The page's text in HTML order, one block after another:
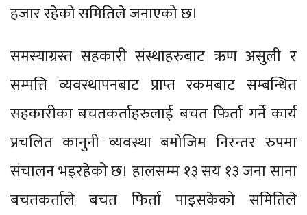
हजार रहेको समितिले जनाएको छ।
समस्याग्रस्त सहकारी संस्थाहरुबाट ऋण असुली र
सम्पत्ति व्यवस्थापनबाट प्राप्त रकमबाट सम्बन्धित
सहकारीका बचतकर्ताहरुलाई बचत फिर्ता गर्ने कार्य
प्रचलित कानुनी व्यवस्था बमोजिम निरन्तर रुपमा
संचालन भइरहेको छ। हालसम्म १३ सय १३ जना साना
बचतकर्ताले बचत फिर्ता पाइसकेको समितिले